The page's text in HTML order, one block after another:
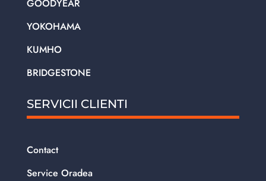
GOODYEAR
YOKOHAMA
KUMHO
BRIDGESTONE
SERVICII CLIENTI
Contact
Service Oradea